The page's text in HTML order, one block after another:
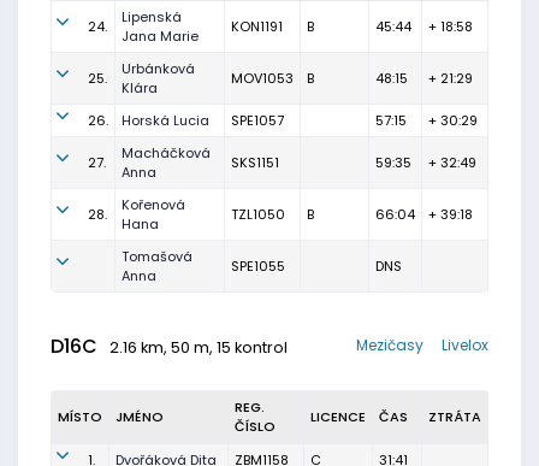
24.
Lipenská
Jana Marie
KON1191 B 45:44 + 18:58
25.
Urbánková
Klára
MOV1053 B 48:15 + 21:29
26. Horská Lucia SPE1057 57:15 + 30:29
27.
Macháčková
Anna
SKS1151 59:35 + 32:49
28.
Kořenová
Hana
TZL1050 B 66:04 + 39:18
Tomašová
Anna
SPE1055 DNS
D16C 2.16 km, 50 m, 15 kontrol Livelox
Mezičasy
MÍSTO JMÉNO
REG.
ČÍSLO
LICENCE ČAS ZTRÁTA
1. Dvořáková Dita ZBM1158 C 31:41